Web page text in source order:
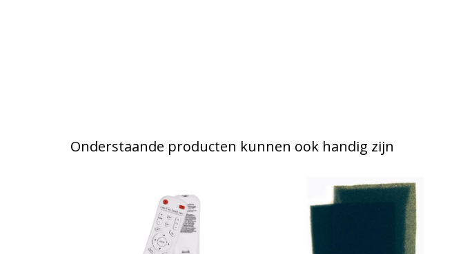
Onderstaande producten kunnen ook handig zijn